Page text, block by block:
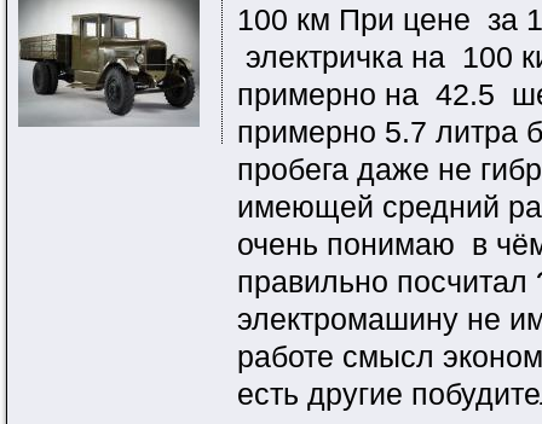
100 км При цене за
электричка на 100
примерно на 42.5
примерно 5.7 литра
пробега даже не
имеющей средний
очень понимаю в
правильно посчитал
электромашину не
работе смысл
есть другие